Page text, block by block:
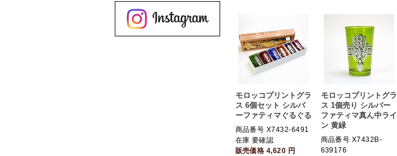
モロッコプリントグラ
ス 6個セット シルバ
ーファティマぐるぐる
商品番号 X7432-6491
在庫 要確認
販売価格 4,620 円
モロッコプリントグラ
ス 1個売り シルバー
ファティマ真ん中ライ
ン 黄緑
商品番号 X7432B-
639176